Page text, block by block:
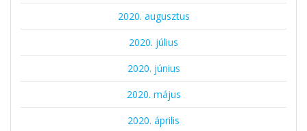
2020. augusztus
2020. július
2020. június
2020. május
2020. április